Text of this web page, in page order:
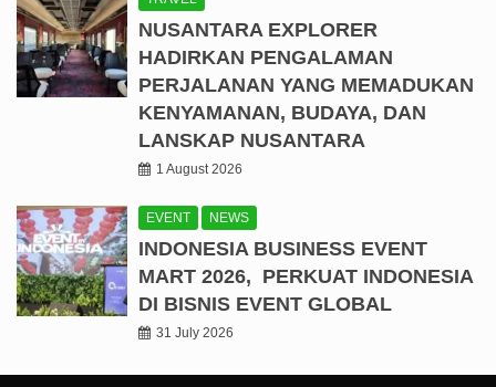
NUSANTARA EXPLORER
HADIRKAN PENGALAMAN
PERJALANAN YANG MEMADUKAN
KENYAMANAN, BUDAYA, DAN
LANSKAP NUSANTARA
1 August 2026
EVENT NEWS
INDONESIA BUSINESS EVENT
MART 2026, PERKUAT INDONESIA
DI BISNIS EVENT GLOBAL
31 July 2026